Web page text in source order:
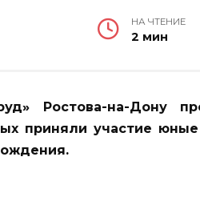
НА ЧТЕНИЕ
2 мин
Ростова-на-Дону
приняли участие